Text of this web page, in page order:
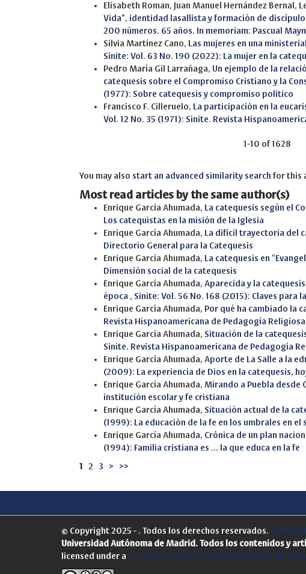
Elisabeth Roman, Juan Manuel Hernández Bernal,
Vida”, identidad lasallista y formación de
200 números. 65 años. In memoriam: Pascual
Silvia Martínez Cano,
Las mujeres en una
Sinite: Vol. 63 No. 190 (2022): La mujer en la
Pedro María Gil Larrañaga, Un ejemplo de la
catequesis sobre el Compromiso Cristiano y la
(1977): Sobre catequesis y compromiso político
Francisco F. Cilleruelo,
La participación en la
Vol. 12 No. 35 (1971): Sinite. Revista
1-10 of 1628
You may also start an advanced similarity search for this
Most read articles by the same author(s)
Enrique García Ahumada, La catequesis según el
Los catequistas en la misión de la Iglesia
Enrique García Ahumada,
La difícil trayectoria del
Directorio General para la Catequesis
Enrique García Ahumada,
La catequesis en
Dimensión social de la catequesis
Enrique García Ahumada, Aparecida y la
época , Sinite: Vol. 56 No. 168 (2015): Claves para
Enrique García Ahumada, Por qué ha cambiado la
Revista Hispanoamericana de Pedagogía Religiosa
Enrique García Ahumada, Situación de la
Sinite. Revista Hispanoamericana de Pedagogía
Enrique García Ahumada, Aporte de La Salle a la
(2009): La experiencia de Dios en la catequesis,
Enrique García Ahumada, Mirando a Puebla desde
institución escolar y fe cristiana
Enrique García Ahumada, Situación actual de la
(1999): La educación de la fe en los umbrales en el
Enrique García Ahumada, Crónica de un plan
(1994): Familia cristiana es ... la que educa en la fe
1 2 3 > >>
© Copyright 2025 - . Todos los derechos reservados. Centro
Universidad Autónoma de Madrid. Todos los contenidos y
licensed under a Creative Commons Reconocimiento-